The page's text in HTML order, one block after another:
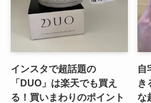
インスタで超話題の
「DUO」は楽天でも買え
る！買いまわりのポイント
自
き
な